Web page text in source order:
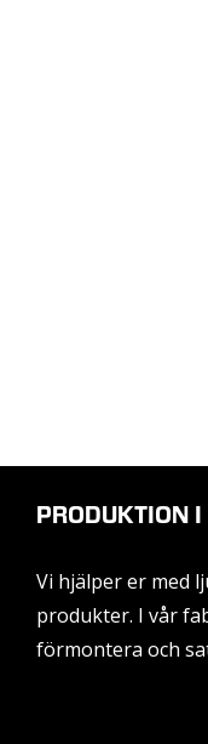
PRODUKTION
Vi hjälper er med
produkter. I vår
förmontera och